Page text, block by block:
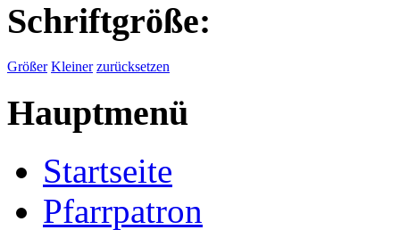
Schriftgröße:
Größer Kleiner zurücksetzen
Hauptmenü
Startseite
Pfarrpatron